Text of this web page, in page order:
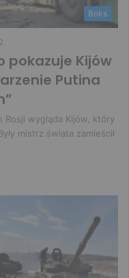
Boks
pokazuje Kijów
Putina
Rosji wygląda Kijów, który
mistrz świata zamieścił